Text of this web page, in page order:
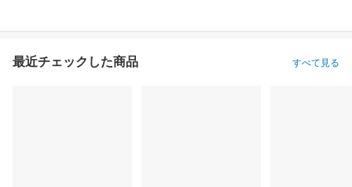
最近チェックした商品 すべて見る